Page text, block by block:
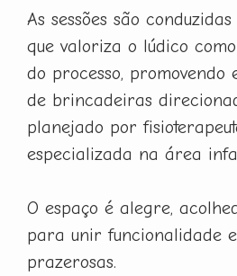
As sessões são
que valoriza o lúdico
do processo, promovendo
de brincadeiras
planejado por
especializada na área
O espaço é alegre,
para unir funcionalidade
prazerosas.